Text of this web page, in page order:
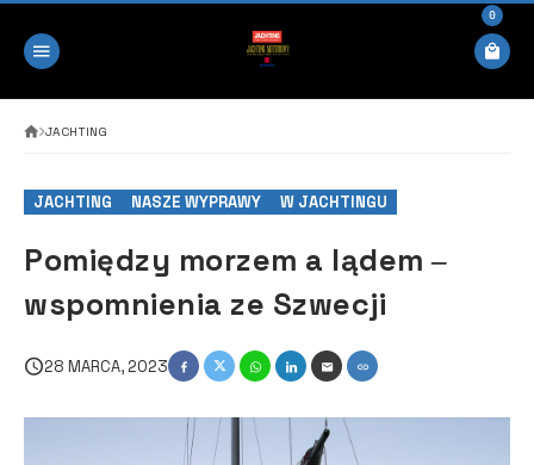
0
JACHTING
JACHTING NASZE WYPRAWY W JACHTINGU
Pomiędzy morzem a lądem ‒
wspomnienia ze Szwecji
28 MARCA, 2023